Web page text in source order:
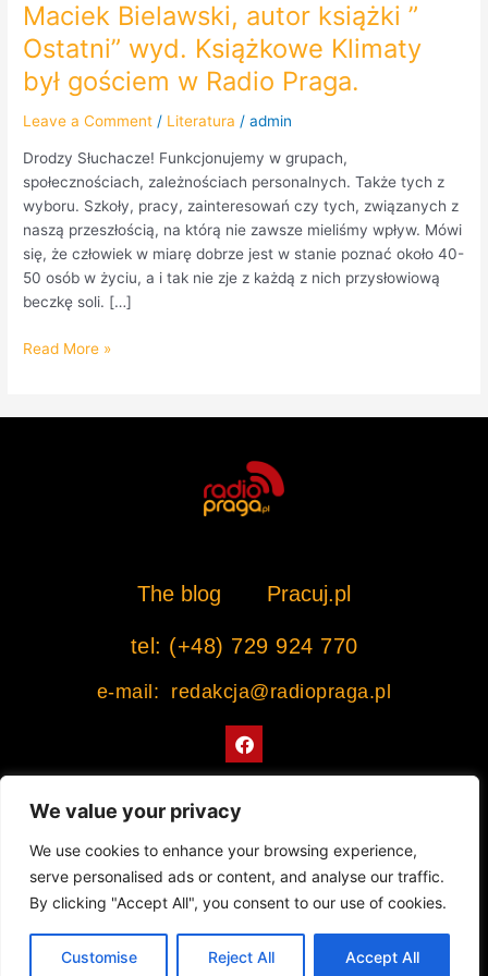
We value your privacy
We use cookies to enhance your browsing experience,
serve personalised ads or content, and analyse our traffic.
By clicking "Accept All", you consent to our use of cookies.
Customise Reject All Accept All
Maciek Bielawski, autor książki ”
Ostatni” wyd. Książkowe Klimaty
był gościem w Radio Praga.
Leave a Comment / Literatura /admin
Drodzy Słuchacze! Funkcjonujemy w grupach,
społecznościach, zależnościach personalnych. Także tych z
wyboru. Szkoły, pracy, zainteresowań czy tych, związanych z
naszą przeszłością, na którą nie zawsze mieliśmy wpływ. Mówi
się, że człowiek w miarę dobrze jest w stanie poznać około 40-
50 osób w życiu, a i tak nie zje z każdą z nich przysłowiową
beczkę soli. […]
Read More »
The blog Pracuj.pl
tel: (+48) 729 924 770
e-mail: redakcja@radiopraga.pl
F
a
c
o
k
Współpracujemy z Muzeum Warszawskiej Pragi
© 2022 All rights Reserved. Radiopraga.pl
Projekt strony internetowej: tomasz-kaminski.pl